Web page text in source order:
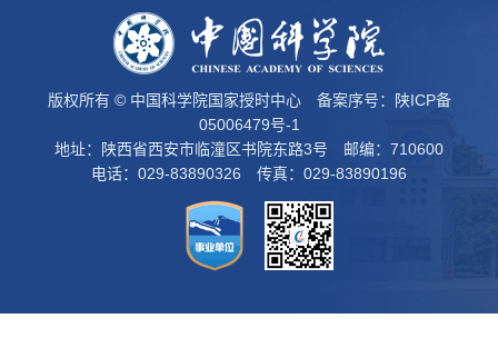
版权所有 © 中国科学院国家授时中心 备案序号：
陕ICP备
05006479号-1
地址：陕西省西安市临潼区书院东路3号 邮编：710600
电话：029-83890326 传真：029-83890196